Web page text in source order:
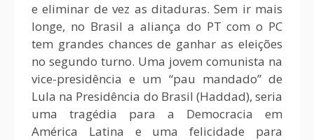
e eliminar de vez as ditaduras. Sem ir mais
longe, no Brasil a aliança do PT com o PC
tem grandes chances de ganhar as eleições
no segundo turno. Uma jovem comunista na
vice-presidência e um “pau mandado” de
Lula na Presidência do Brasil (Haddad), seria
uma tragédia para a Democracia em
América Latina e uma felicidade para